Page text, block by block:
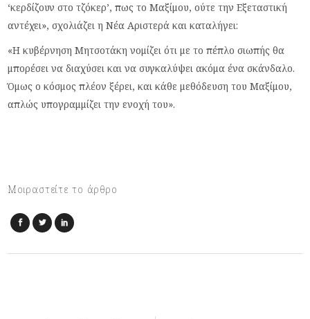
‘κερδίζουν στο τζόκερ’, πως το Μαξίμου, ούτε την Εξεταστική
αντέχει», σχολιάζει η Νέα Αριστερά και καταλήγει:
«Η κυβέρνηση Μητσοτάκη νομίζει ότι με το πέπλο σιωπής θα
μπορέσει να διαχύσει και να συγκαλύψει ακόμα ένα σκάνδαλο.
Όμως ο κόσμος πλέον ξέρει, και κάθε μεθόδευση του Μαξίμου,
απλώς υπογραμμίζει την ενοχή του».
Μοιραστείτε το άρθρο